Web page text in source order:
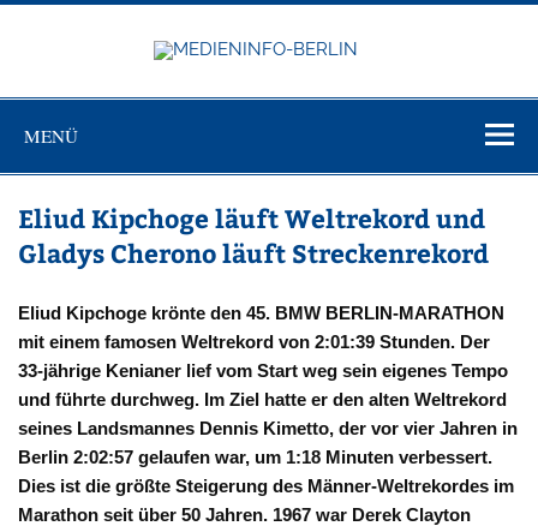
Zum
MENÜ
Eliud Kipchoge läuft Weltrekord und
Gladys Cherono läuft Streckenrekord
Eliud Kipchoge krönte den 45. BMW BERLIN-MARATHON
mit einem famosen Weltrekord von 2:01:39 Stunden. Der
33-jährige Kenianer lief vom Start weg sein eigenes Tempo
und führte durchweg. Im Ziel hatte er den alten Weltrekord
seines Landsmannes Dennis Kimetto, der vor vier Jahren in
Berlin 2:02:57 gelaufen war, um 1:18 Minuten verbessert.
Dies ist die größte Steigerung des Männer-Weltrekordes im
Marathon seit über 50 Jahren. 1967 war Derek Clayton